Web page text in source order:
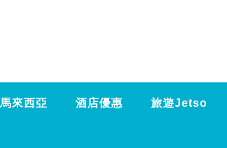
馬來西亞 酒店優惠 旅遊Jetso